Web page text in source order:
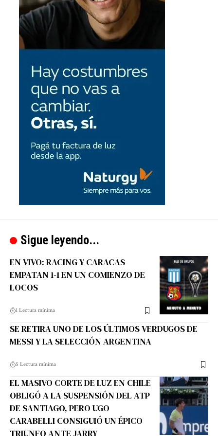
Sigue leyendo...
EN VIVO: RACING Y CARACAS
EMPATAN 1-1 EN UN COMIENZO DE
LOCOS
1 Lectura mínima
SE RETIRA UNO DE LOS ÚLTIMOS VERDUGOS DE
MESSI Y LA SELECCIÓN ARGENTINA
5 Lectura mínima
EL MASIVO CORTE DE LUZ EN CHILE
OBLIGÓ A LA SUSPENSIÓN DEL ATP
DE SANTIAGO, PERO UGO
CARABELLI CONSIGUIÓ UN ÉPICO
TRIUNFO ANTE JARRY